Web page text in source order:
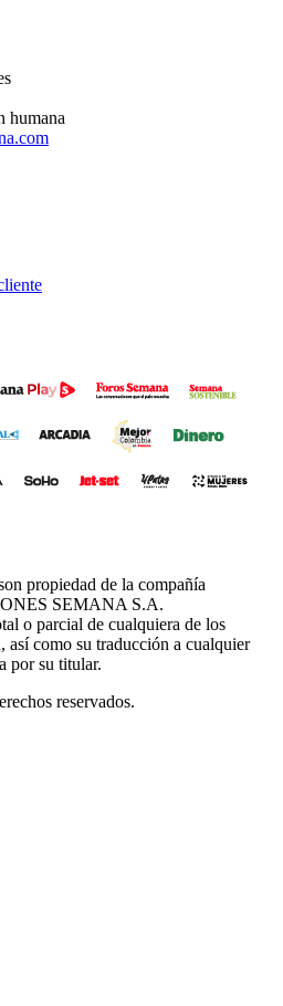
humana
propiedad de la compañía
SEMANA S.A.
o parcial de cualquiera de los
así como su traducción a cualquier
por su titular.
reservados.